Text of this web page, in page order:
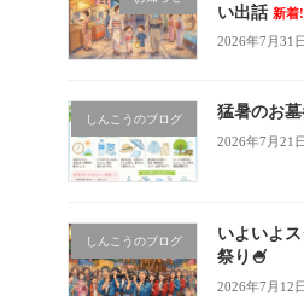
い出話 新着
2026年7月31日
しんこうのブログ 猛暑のお墓
2026年7月21日
しんこうのブログ
いよいよ
祭り🍧
2026年7月12日